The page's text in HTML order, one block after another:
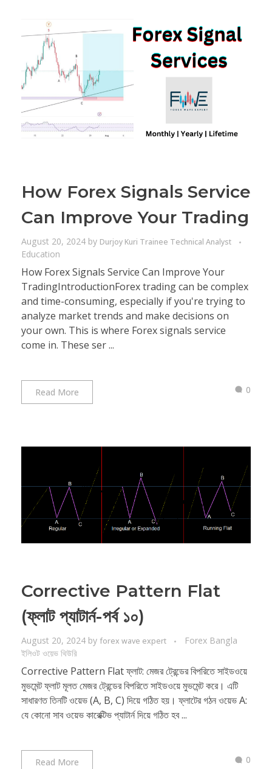
How Forex Signals Service
Can Improve Your Trading
August 20, 2024 by Durjoy Kuri Trainee Technical Analyst
Education
How Forex Signals Service Can Improve Your
TradingIntroductionForex trading can be complex
and time-consuming, especially if you're trying to
analyze market trends and make decisions on
your own. This is where Forex signals service
come in. These ser ...
Read More 0
Corrective Pattern Flat
(ফ্লাট প্যাটার্ন-পর্ব ১০)
August 20, 2024 by forex wave expert
Forex Bangla
ইলিওট ওয়েভ থিউরি
Corrective Pattern Flat ফ্লাট: মেজর ট্রেন্ডের বিপরিতে সাইডওয়ে
মুভমেন্ট ফ্লাট মূলত মেজর ট্রেন্ডের বিপরিতে সাইডওয়ে মুভমেন্ট করে। এটি
সাধারণত তিনটি ওয়েভ (A, B, C) দিয়ে গঠিত হয়। ফ্লাটের গঠন ওয়েভ A:
যে কোনো সাব ওয়েভ কারেক্টিভ প্যাটার্ন দিয়ে গঠিত হব ...
Read More 0